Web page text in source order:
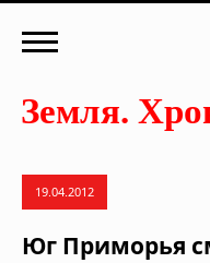
19.04.2012
Юг Приморья